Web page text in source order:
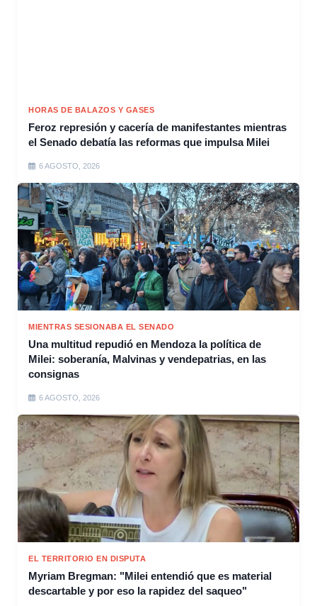
HORAS DE BALAZOS Y GASES
Feroz represión y cacería de manifestantes mientras
el Senado debatía las reformas que impulsa Milei
6 AGOSTO, 2026
MIENTRAS SESIONABA EL SENADO
Una multitud repudió en Mendoza la política de
Milei: soberanía, Malvinas y vendepatrias, en las
consignas
6 AGOSTO, 2026
EL TERRITORIO EN DISPUTA
Myriam Bregman: "Milei entendió que es material
descartable y por eso la rapidez del saqueo"